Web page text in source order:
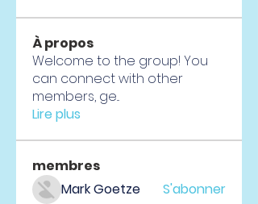
À propos
Welcome to the group! You
can connect with other
members, ge...
Lire plus
membres
Mark Goetze
S'abonner